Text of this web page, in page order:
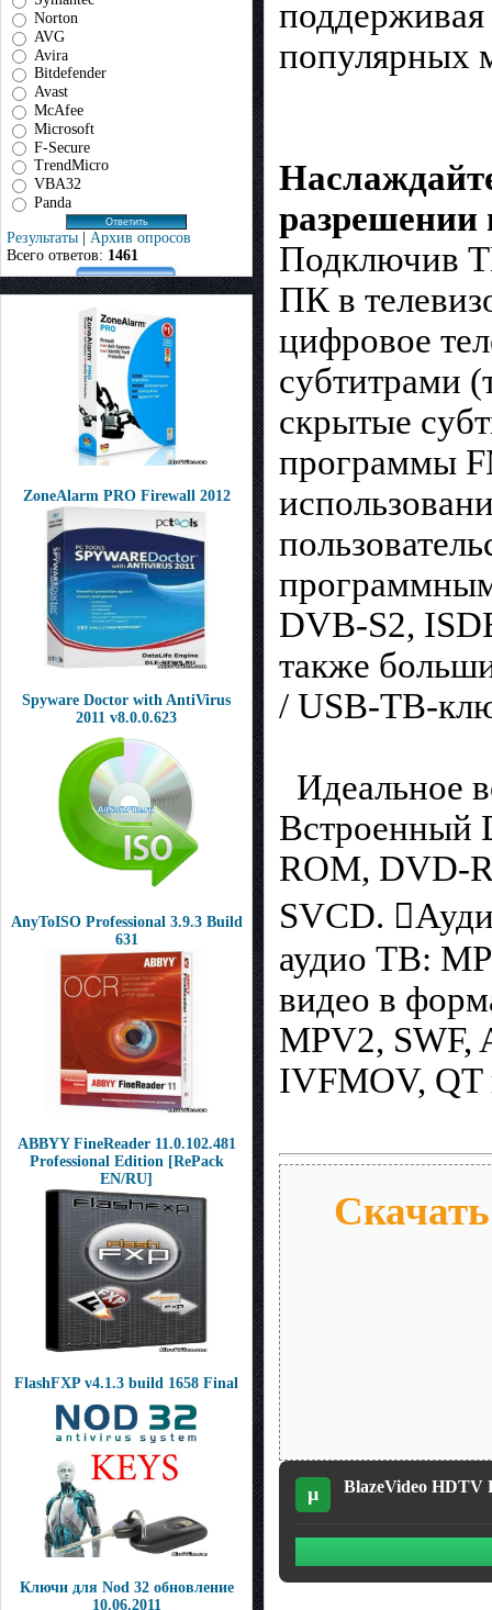
Norton
AVG
Avira
Bitdefender
Avast
McAfee
Microsoft
F-Secure
TrendMicro
VBA32
Panda
Результаты | Архив опросов
Всего ответов: 1461
ZoneAlarm PRO Firewall 2012
Spyware Doctor with AntiVirus
2011 v8.0.0.623
AnyToISO Professional 3.9.3 Build
631
ABBYY FineReader 11.0.102.481
Professional Edition [RePack
EN/RU]
FlashFXP v4.1.3 build 1658 Final
Ключи для Nod 32 обновление
10.06.2011
популярных
Подключив
ПК в
цифровое
субтитрами
скрытые
программы
DVB-S2,
также
/ USB-ТВ-
Идеальное
Встроенный
ROM, DVD-
SVCD.
аудио ТВ:
видео в
MPV2, SWF,
IVFMOV, QT
µ BlazeVideo HDTV